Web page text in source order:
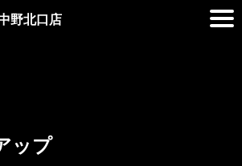
野北口店
ップ